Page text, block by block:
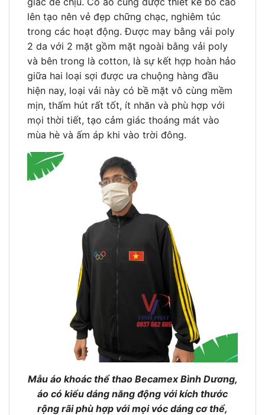
lên tạo nên vẻ đẹp chững chạc, nghiêm túc
trong các hoạt động. Được may bằng vải poly
2 da với 2 mặt gồm mặt ngoài bằng vải poly
và bên trong là cotton, là sự kết hợp hoàn hảo
giữa hai loại sợi được ưa chuộng hàng đầu
hiện nay, loại vải này có bề mặt vô cùng mềm
mịn, thấm hút rất tốt, ít nhăn và phù hợp với
mọi thời tiết, tạo cảm giác thoáng mát vào
mùa hè và ấm áp khi vào trời đông.
Mẫu áo khoác thể thao Becamex Bình Dương,
áo có kiểu dáng năng động với kích thước
rộng rãi phù hợp với mọi vóc dáng cơ thể,